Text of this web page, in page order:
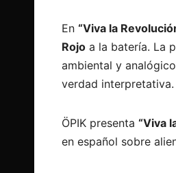
En “Viva la
Rojo a la batería. La
ambiental y
verdad interpretativa.
ÖPIK presenta “Viva
en español sobre